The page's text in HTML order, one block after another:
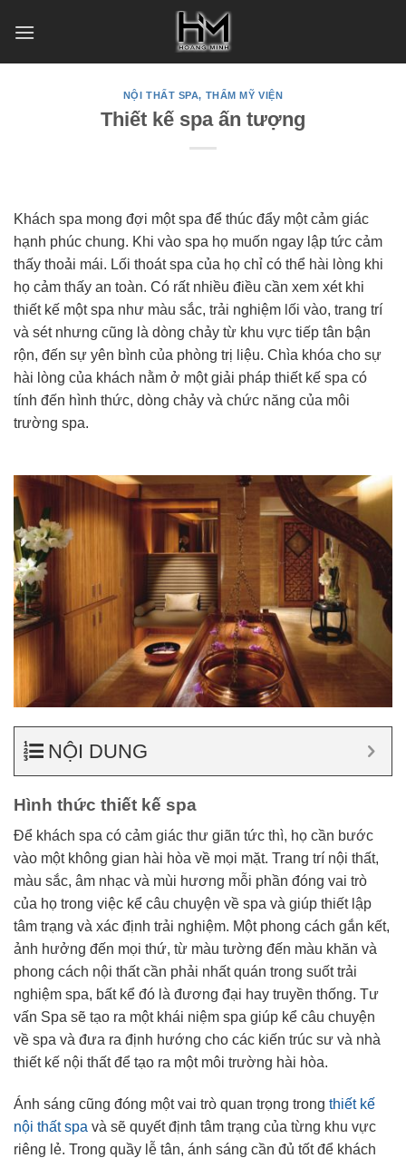
NỘI THẤT SPA, THẨM MỸ VIỆN
Thiết kế spa ấn tượng
Khách spa mong đợi một spa để thúc đẩy một cảm giác
hạnh phúc chung. Khi vào spa họ muốn ngay lập tức cảm
thấy thoải mái. Lối thoát spa của họ chỉ có thể hài lòng khi
họ cảm thấy an toàn. Có rất nhiều điều cần xem xét khi
thiết kế một spa như màu sắc, trải nghiệm lối vào, trang trí
và sét nhưng cũng là dòng chảy từ khu vực tiếp tân bận
rộn, đến sự yên bình của phòng trị liệu. Chìa khóa cho sự
hài lòng của khách nằm ở một giải pháp thiết kế spa có
tính đến hình thức, dòng chảy và chức năng của môi
trường spa.
NỘI DUNG
Hình thức thiết kế spa
Để khách spa có cảm giác thư giãn tức thì, họ cần bước
vào một không gian hài hòa về mọi mặt. Trang trí nội thất,
màu sắc, âm nhạc và mùi hương mỗi phần đóng vai trò
của họ trong việc kể câu chuyện về spa và giúp thiết lập
tâm trạng và xác định trải nghiệm. Một phong cách gắn kết,
ảnh hưởng đến mọi thứ, từ màu tường đến màu khăn và
phong cách nội thất cần phải nhất quán trong suốt trải
nghiệm spa, bất kể đó là đương đại hay truyền thống. Tư
vấn Spa sẽ tạo ra một khái niệm spa giúp kể câu chuyện
về spa và đưa ra định hướng cho các kiến ​​trúc sư và nhà
thiết kế nội thất để tạo ra một môi trường hài hòa.
Ánh sáng cũng đóng một vai trò quan trọng trong thiết kế
nội thất spa và sẽ quyết định tâm trạng của từng khu vực
riêng lẻ. Trong quầy lễ tân, ánh sáng cần đủ tốt để khách